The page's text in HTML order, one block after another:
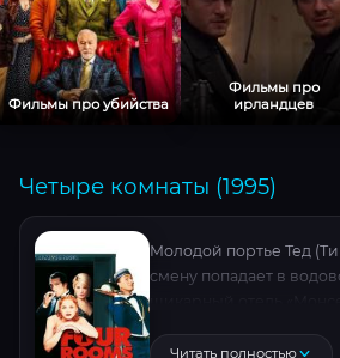
авантюра для её
Фильмы про убийства
Фильмы про
ирландцев
Четыре комнаты (1995)
Молодой портье Тед
смену попадает в
невообразимых
Читать полностью